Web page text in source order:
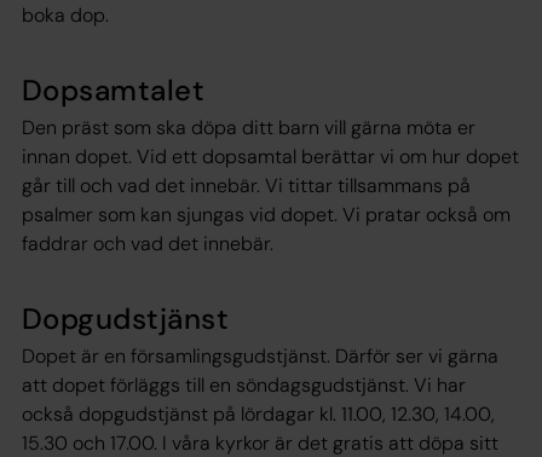
boka dop.
Dopsamtalet
Den präst som ska döpa ditt barn vill gärna möta er
innan dopet. Vid ett dopsamtal berättar vi om hur dopet
går till och vad det innebär. Vi tittar tillsammans på
psalmer som kan sjungas vid dopet. Vi pratar också om
faddrar och vad det innebär.
Dopgudstjänst
Dopet är en församlingsgudstjänst. Därför ser vi gärna
att dopet förläggs till en söndagsgudstjänst. Vi har
också dopgudstjänst på lördagar kl. 11.00, 12.30, 14.00,
15.30 och 17.00. I våra kyrkor är det gratis att döpa sitt